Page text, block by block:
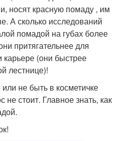
носят красную помаду , им
А сколько исследований
помадой на губах более
притягательнее для
карьере (они быстрее
лестнице)!
не быть в косметичке
стоит. Главное знать, как